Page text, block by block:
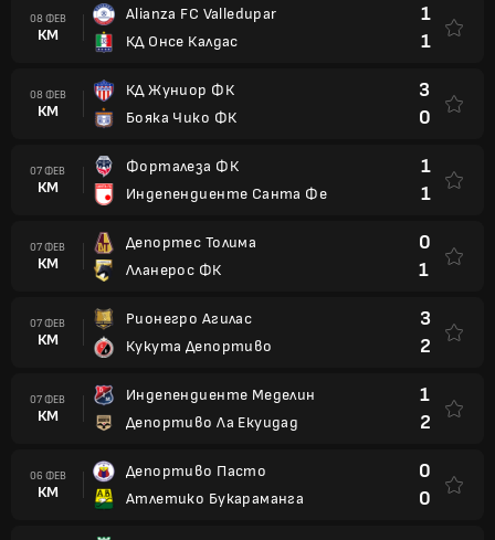
08 ФЕВ
КМ
Alianza FC Valledupar
КД Онсе Калдас
1
1
08 ФЕВ
КМ
КД Жуниор ФК
Бояка Чико ФК
3
0
07 ФЕВ
КМ
Форталеза ФК
Индепендиенте Санта Фе
1
1
07 ФЕВ
КМ
Депортес Толима
Лланерос ФК
0
1
07 ФЕВ
КМ
Рионегро Агилас
Кукута Депортиво
3
2
07 ФЕВ
КМ
Индепендиенте Меделин
Депортиво Ла Екуидад
1
2
06 ФЕВ
КМ
Депортиво Пасто
Атлетико Букараманга
0
0